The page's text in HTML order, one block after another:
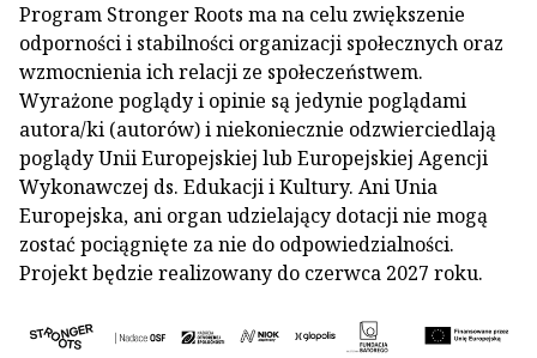
Program Stronger Roots ma na celu zwiększenie
odporności i stabilności organizacji społecznych oraz
wzmocnienia ich relacji ze społeczeństwem.
Wyrażone poglądy i opinie są jedynie poglądami
autora/ki (autorów) i niekoniecznie odzwierciedlają
poglądy Unii Europejskiej lub Europejskiej Agencji
Wykonawczej ds. Edukacji i Kultury. Ani Unia
Europejska, ani organ udzielający dotacji nie mogą
zostać pociągnięte za nie do odpowiedzialności.
Projekt będzie realizowany do czerwca 2027 roku.